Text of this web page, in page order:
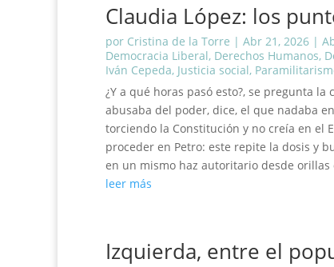
Claudia López: los
por Cristina de la Torre | Abr 21, 2026 |
Democracia Liberal, Derechos Humanos,
Iván Cepeda, Justicia social,
¿Y a qué horas pasó esto?, se pregunta
abusaba del poder, dice, el que nadaba
torciendo la Constitución y no creía en el
proceder en Petro: este repite la dosis y
en un mismo haz autoritario desde
leer más
Izquierda, entre el